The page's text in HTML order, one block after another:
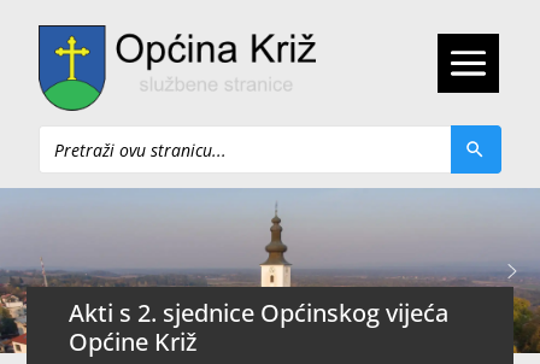
Pretraži
Akti s 2. sjednice Općinskog vijeća
Općine Križ